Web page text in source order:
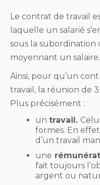
Le contrat de travail
laquelle un salarié
sous la subordination
moyennant un salaire.
Ainsi, pour qu’un
travail, la réunion de
Plus précisément :
un travail.
formes. En
d’un travail
une
fait toujours
argent ou